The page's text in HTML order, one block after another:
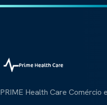
PRIME Health Care Comércio